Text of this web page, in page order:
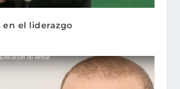
el liderazgo